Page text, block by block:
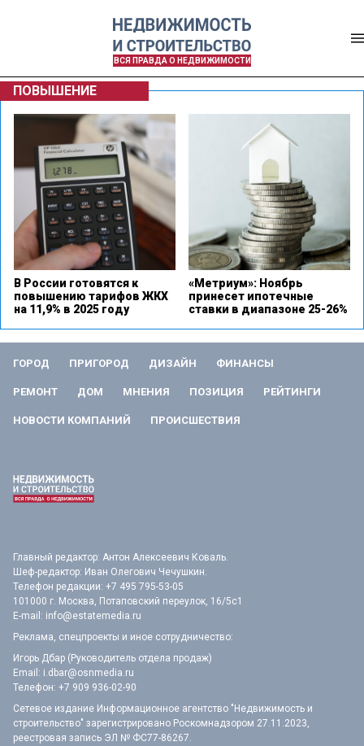
ВСЯ ПРАВДА О НЕДВИЖИМОСТИ
ПОВЫШЕНИЕ
В России готовятся к
повышению тарифов ЖКХ
на 11,9% в 2025 году
«Метриум»: Ноябрь
принесет ипотечные
ставки в диапазоне 25-26%
ГОРОД ПРИГОРОД ДИЗАЙН ФИНАНСЫ
РЕМОНТ ДОМ МНЕНИЯ ПОЗИЦИЯ РЕЙТИНГИ
НОВОСТИ КОМПАНИЙ ПРОИСШЕСТВИЯ
Главный редактор: Антон Алексеевич Коваль.
Шеф-редактор: Иван Олегович Чечушкин.
Телефон редакции: +7 495 795-53-05
101000 г. Москва, Потаповский переулок, 16/5с1
E-mail: info@estatemedia.ru
Реклама, спецпроекты и иное сотрудничество:
Игорь Дбар (Руководитель отдела продаж)
Email: i.dbar@osnmedia.ru
Телефон: +7 909 936-02-90
Сетевое издание Информационное агентство "Недвижимость и
строительство" зарегистрировано Роскомнадзором 27.11.2023,
реестровая запись ЭЛ № ФС77-86267.